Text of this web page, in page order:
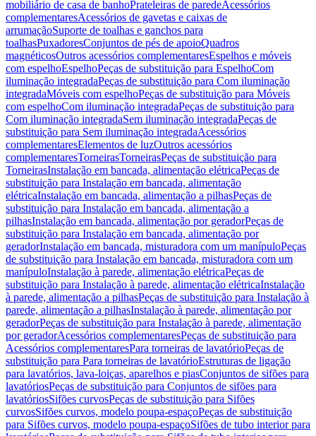
mobiliário de casa de banhoPrateleiras de paredeAcessórios
complementaresAcessórios de gavetas e caixas de
arrumaçãoSuporte de toalhas e ganchos para
toalhasPuxadoresConjuntos de pés de apoioQuadros
magnéticosOutros acessórios complementaresEspelhos e móveis
com espelhoEspelhoPeças de substituição para EspelhoCom
iluminação integradaPeças de substituição para Com iluminação
integradaMóveis com espelhoPeças de substituição para Móveis
com espelhoCom iluminação integradaPeças de substituição para
Com iluminação integradaSem iluminação integradaPeças de
substituição para Sem iluminação integradaAcessórios
complementaresElementos de luzOutros acessórios
complementaresTorneirasTorneirasPeças de substituição para
TorneirasInstalação em bancada, alimentação elétricaPeças de
substituição para Instalação em bancada, alimentação
elétricaInstalação em bancada, alimentação a pilhasPeças de
substituição para Instalação em bancada, alimentação a
pilhasInstalação em bancada, alimentação por geradorPeças de
substituição para Instalação em bancada, alimentação por
geradorInstalação em bancada, misturadora com um manípuloPeças
de substituição para Instalação em bancada, misturadora com um
manípuloInstalação à parede, alimentação elétricaPeças de
substituição para Instalação à parede, alimentação elétricaInstalação
à parede, alimentação a pilhasPeças de substituição para Instalação à
parede, alimentação a pilhasInstalação à parede, alimentação por
geradorPeças de substituição para Instalação à parede, alimentação
por geradorAcessórios complementaresPeças de substituição para
Acessórios complementaresPara torneiras de lavatórioPeças de
substituição para Para torneiras de lavatórioEstruturas de ligação
para lavatórios, lava-loiças, aparelhos e piasConjuntos de sifões para
lavatóriosPeças de substituição para Conjuntos de sifões para
lavatóriosSifões curvosPeças de substituição para Sifões
curvosSifões curvos, modelo poupa-espaçoPeças de substituição
para Sifões curvos, modelo poupa-espaçoSifões de tubo interior para